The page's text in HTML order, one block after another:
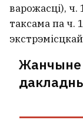
варожасці), ч.
таксама па ч.
Жанчыне